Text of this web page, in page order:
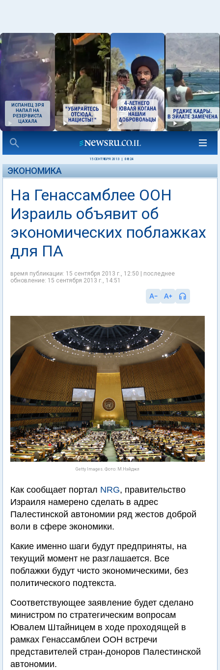
ИСПАНЕЦ ЗРЯ
НАПАЛ НА
РЕЗЕРВИСТА
ЦАХАЛА
15 СЕНТЯБРЯ 2013 08:24
ЭКОНОМИКА
На Генассамблее ООН
Израиль объявит об
экономических поблажках
для ПА
время публикации: 15 сентября 2013 г., 12:50 | последнее
обновление: 15 сентября 2013 г., 14:51
Getty Images. Фото: М.Нэйджл
Как сообщает портал NRG, правительство
Израиля намерено сделать в адрес
Палестинской автономии ряд жестов доброй
воли в сфере экономики.
Какие именно шаги будут предприняты, на
текущий момент не разглашается. Все
поблажки будут чисто экономическими, без
политического подтекста.
Соответствующее заявление будет сделано
министром по стратегическим вопросам
Ювалем Штайницем в ходе проходящей в
рамках Генассамблеи ООН встречи
представителей стран-доноров Палестинской
автономии.